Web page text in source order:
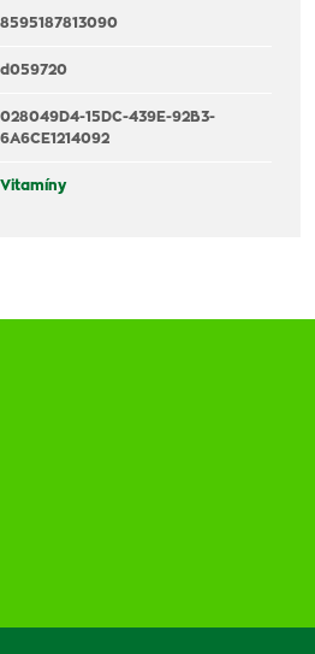
8595187813090
d059720
028049D4-15DC-439E-92B3-
6A6CE1214092
Vitamíny